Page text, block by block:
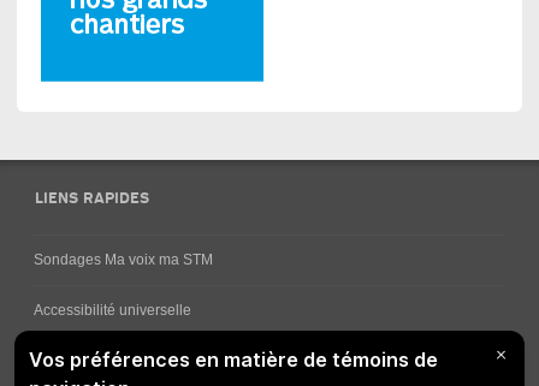
LIENS RAPIDES
Sondages Ma voix ma STM
Accessibilité universelle
Comment obtenir vos horaires de bus